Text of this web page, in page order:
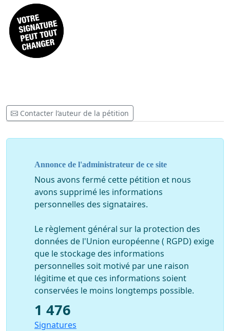
Contacter l’auteur de la pétition
Annonce de l'administrateur de ce site
Nous avons fermé cette pétition et nous
avons supprimé les informations
personnelles des signataires.
Le règlement général sur la protection des
données de l'Union européenne ( RGPD) exige
que le stockage des informations
personnelles soit motivé par une raison
légitime et que ces informations soient
conservées le moins longtemps possible.
1 476
Signatures